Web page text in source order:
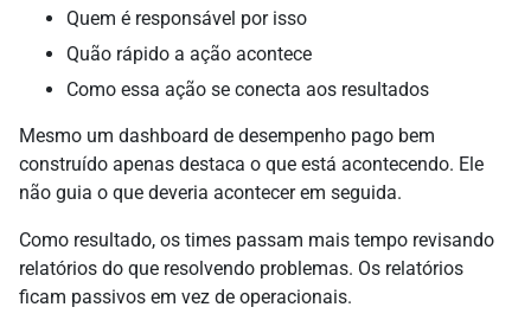
Quem é responsável por isso
Quão rápido a ação acontece
Como essa ação se conecta aos resultados
Mesmo um dashboard de desempenho pago bem
construído apenas destaca o que está acontecendo. Ele
não guia o que deveria acontecer em seguida.
Como resultado, os times passam mais tempo revisando
relatórios do que resolvendo problemas. Os relatórios
ficam passivos em vez de operacionais.